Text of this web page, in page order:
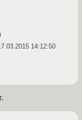
14:12:50